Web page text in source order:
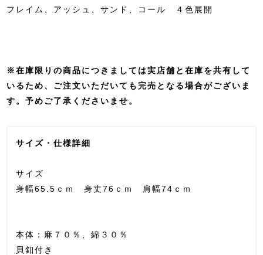
フレイム、アッシュ、サンド、コール ４色展開
※在庫限りの商品につきましては実店舗と在庫を共有して
いるため、ご注文いただいても完売となる場合がございま
す。予めご了承くださいませ。
サイズ・仕様詳細
サイズ
身幅65.5ｃｍ 身丈76ｃｍ 肩幅74ｃｍ
本体：麻７０％、綿３０％
貝釦付き